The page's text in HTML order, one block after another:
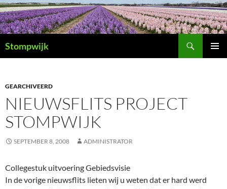
Ga
naar
de
inhoud
Stompwijk
GEARCHIVEERD
NIEUWSFLITS PROJECT
STOMPWIJK
SEPTEMBER 8, 2008 ADMINISTRATOR
Collegestuk uitvoering Gebiedsvisie
In de vorige nieuwsflits lieten wij u weten dat er hard werd